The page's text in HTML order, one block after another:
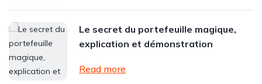
Le secret du portefeuille magique,
explication et démonstration
Read more